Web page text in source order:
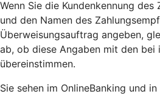
Wenn Sie die Kundenkennung des
und den Namen des
Überweisungsauftrag angeben,
ab, ob diese Angaben mit den bei
übereinstimmen.
Sie sehen im OnlineBanking und